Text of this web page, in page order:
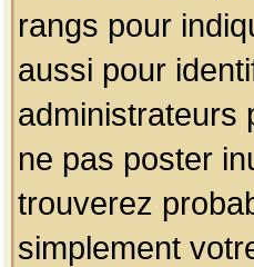
rangs pour
aussi pour
administrateurs
ne pas poster
trouverez
simplement